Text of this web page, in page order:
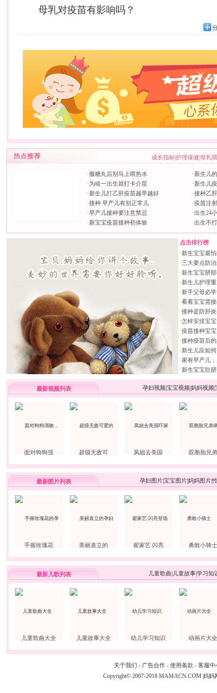
母乳对疫苗有影响吗？
成长指标护理保健 母乳
·服糖丸后别马上喂热水
·为啥一出生就打卡介苗
·新生儿打乙肝疫苗越早越好
·接种 早产儿有别正常儿
·早产儿接种要注意禁忌
·新宝宝疫苗接种初体验
·新生儿
·新生儿
·接种乙
·疫苗注
·出生24
·出生不
点击排行榜
·新生宝宝最
·三大要点防
·新生宝宝脐
·新生儿护理
·新手父母必
·看看宝宝需
·接种是防肝
·怎样安排宝
·疫苗接种宝
·接种疫苗后
·新生儿应如
·家有早产儿
·新生宝宝肚
最新视频列表 孕妇视频宝宝视频妈妈视频
面对狗狗强 超级无敌可 凤姐去美国 双胞胎兄弟
最新图片列表 孕妇图片宝宝图片妈妈图片
手握玫瑰花 美丽袁立的 翟家艺 闪亮 勇敢小骑士
最新儿歌列表 儿童歌曲 儿童故事学习知
儿童歌曲大全 儿童故事大全 幼儿学习知识 动画片大全
关于我们 - 广告合作 - 使用条款 - 客服中
Copyright© 2007-2018 MAMACN.COM 妈妈